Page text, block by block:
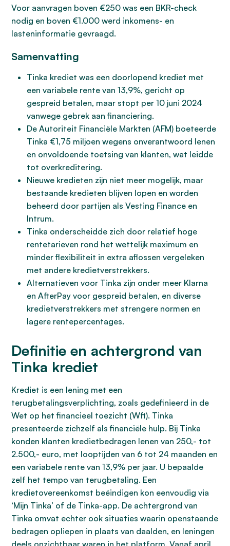
Voor aanvragen boven €250 was een BKR-check
nodig en boven €1.000 werd inkomens- en
lasteninformatie gevraagd.
Samenvatting
Tinka krediet was een doorlopend krediet met
een variabele rente van 13,9%, gericht op
gespreid betalen, maar stopt per 10 juni 2024
vanwege gebrek aan financiering.
De Autoriteit Financiële Markten (AFM) boeteerde
Tinka €1,75 miljoen wegens onverantwoord lenen
en onvoldoende toetsing van klanten, wat leidde
tot overkreditering.
Nieuwe kredieten zijn niet meer mogelijk, maar
bestaande kredieten blijven lopen en worden
beheerd door partijen als Vesting Finance en
Intrum.
Tinka onderscheidde zich door relatief hoge
rentetarieven rond het wettelijk maximum en
minder flexibiliteit in extra aflossen vergeleken
met andere kredietverstrekkers.
Alternatieven voor Tinka zijn onder meer Klarna
en AfterPay voor gespreid betalen, en diverse
kredietverstrekkers met strengere normen en
lagere rentepercentages.
Definitie en achtergrond van
Tinka krediet
Krediet is een lening met een
terugbetalingsverplichting, zoals gedefinieerd in de
Wet op het financieel toezicht (Wft). Tinka
presenteerde zichzelf als financiële hulp. Bij Tinka
konden klanten kredietbedragen lenen van 250,- tot
2.500,- euro, met looptijden van 6 tot 24 maanden en
een variabele rente van 13,9% per jaar. U bepaalde
zelf het tempo van terugbetaling. Een
kredietovereenkomst beëindigen kon eenvoudig via
‘Mijn Tinka’ of de Tinka-app. De achtergrond van
Tinka omvat echter ook situaties waarin openstaande
bedragen opliepen in plaats van daalden, en leningen
deels onzichtbaar waren in het platform. Vanaf april